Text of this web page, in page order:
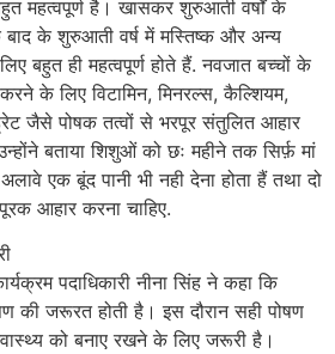
महत्वपूर्ण है। खासकर शुरुआती वर्षों के
बाद के शुरुआती वर्ष में मस्तिष्क और अन्य
बहुत ही महत्वपूर्ण होते हैं. नवजात बच्चों के
के लिए विटामिन, मिनरल्स, कैल्शियम,
जैसे पोषक तत्वों से भरपूर संतुलित आहार
बताया शिशुओं को छः महीने तक सिर्फ़ मां
एक बूंद पानी भी नही देना होता हैं तथा दो
आहार करना चाहिए.
पदाधिकारी नीना सिंह ने कहा कि
की जरूरत होती है। इस दौरान सही पोषण
को बनाए रखने के लिए जरूरी है।